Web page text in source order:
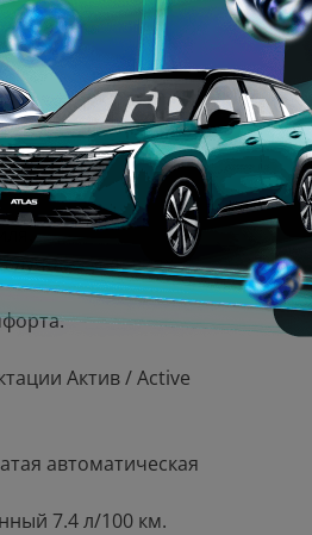
и выгоды!
лучших условиях.
Актив / Active
автоматическая
7.4 л/100 км.